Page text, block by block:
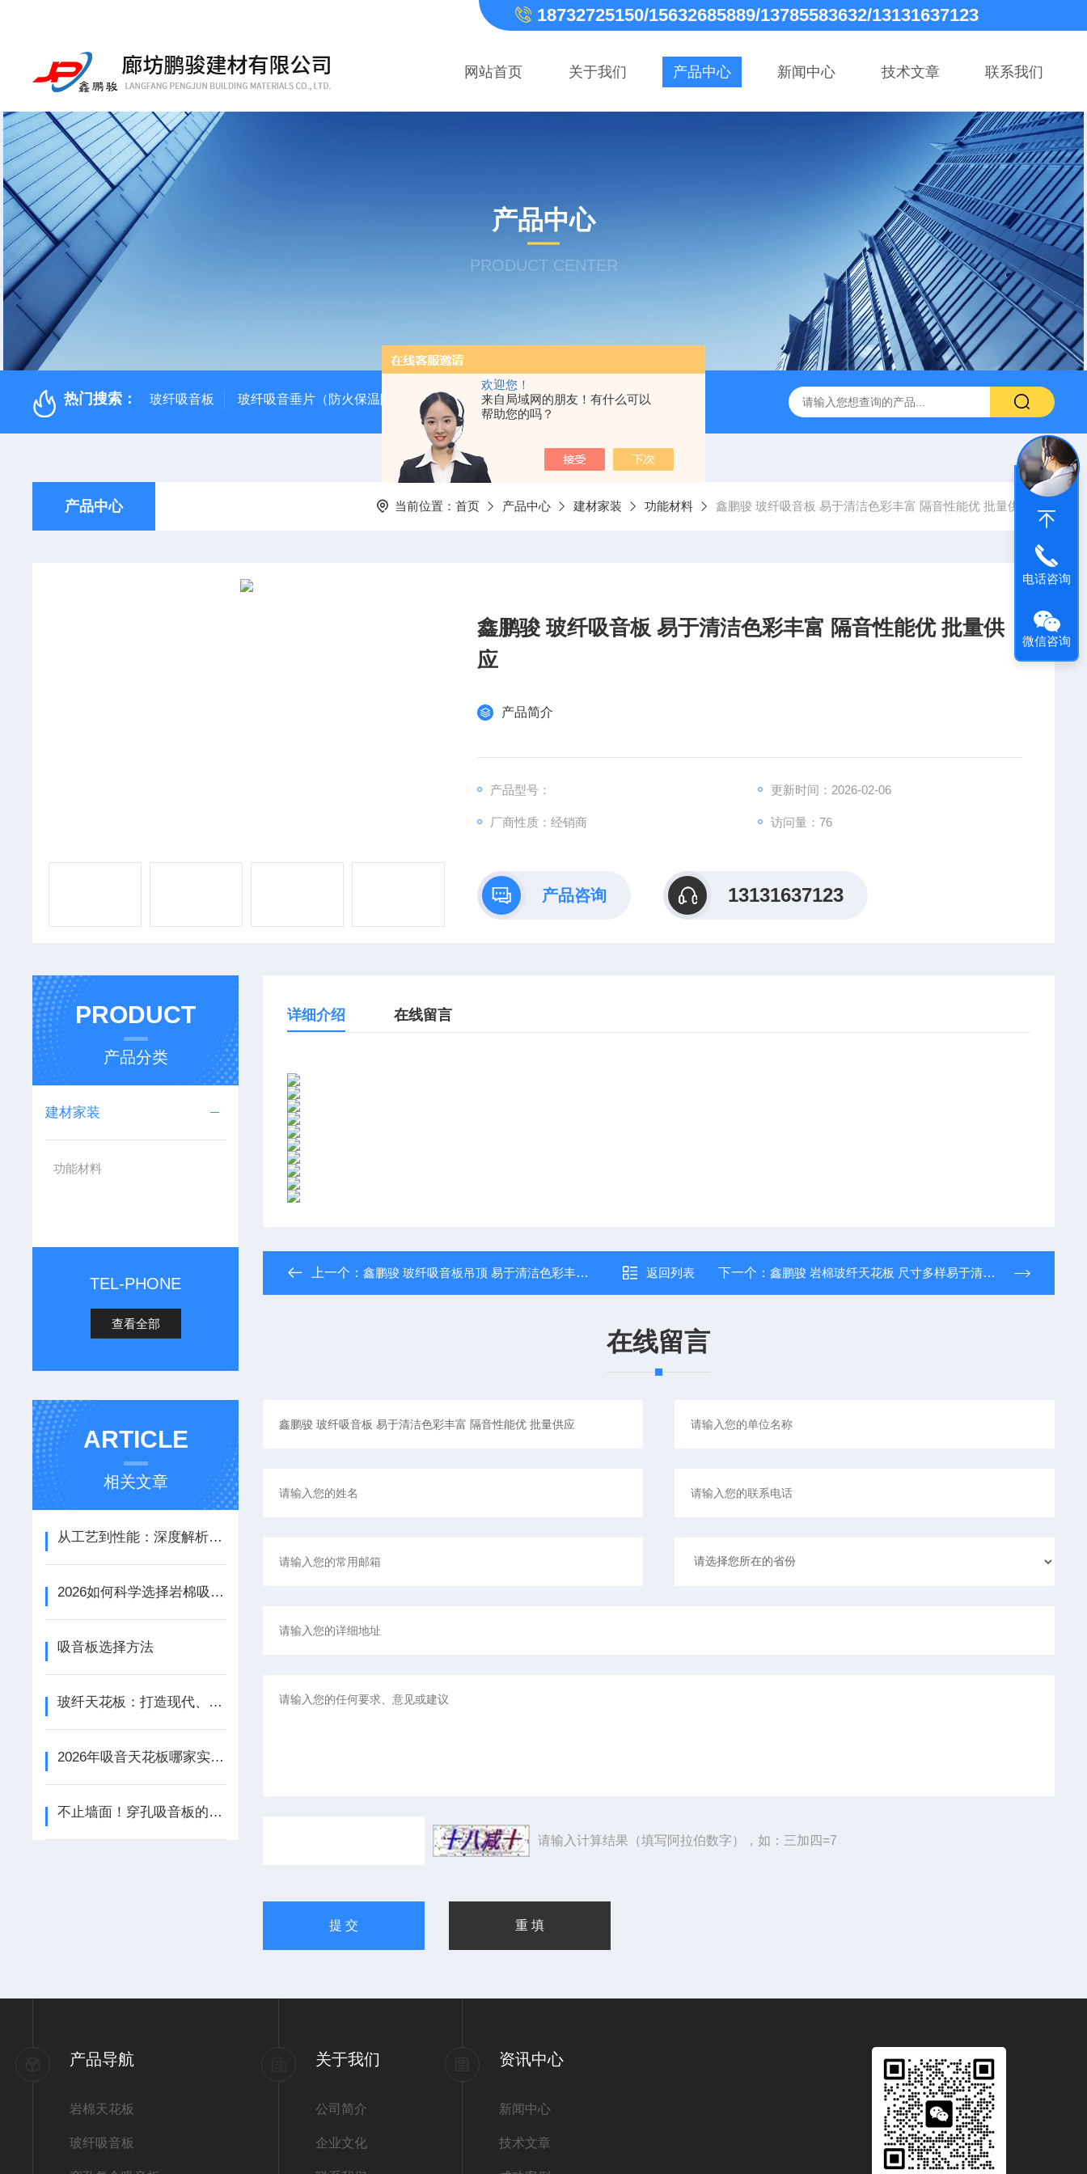
欢迎您！
来自局域网的朋友！有什么可以
帮助您的吗？
18732725150/15632685889/13785583632/13131637123
网站首页 关于我们 产品中心 新闻中心 技术文章 联系我们
产品中心
PRODUCT CENTER
热门搜索： 玻纤吸音板 玻纤吸音垂片（防火保温隔音降噪） 岩棉吸音板（吊顶专用装饰材料） 600*600 600*1200鑫鹏骏 岩棉天花板 防火抗下陷 吸音吊顶 玻纤
产品中心 当前位置： 首页 产品中心 建材家装 功能材料 鑫鹏骏 玻纤吸音板 易于清洁色彩丰富 隔音性能优 批量供应
鑫鹏骏 玻纤吸音板 易于清洁色彩丰富 隔音性能优 批量供
应
产品简介
产品型号： 更新时间：2026-02-06
厂商性质：经销商 访问量：76
产品咨询 13131637123
PRODUCT
产品分类
建材家装
功能材料
TEL-PHONE
查看全部
ARTICLE
相关文章
从工艺到性能：深度解析铝天花吸音板的结构优势与应用场景
2026如何科学选择岩棉吸音板：性能参数、安装工艺与场景适配
吸音板选择方法
玻纤天花板：打造现代、美观与实用的室内空间
2026年吸音天花板哪家实力强？鹏骏源头工厂揭秘：A级防火与降噪实测数据
不止墙面！穿孔吸音板的隐藏应用版图，藏着多少降噪新可能？
详细介绍 在线留言
上一个：鑫鹏骏 玻纤吸音板吊顶 易于清洁色彩丰富 适用范围广 大量供应 返回列表 下一个： 鑫鹏骏 岩棉玻纤天花板 尺寸多样易于清洁大量批发
在线留言
请输入计算结果（填写阿拉伯数字），如：三加四=7
产品导航
岩棉天花板
玻纤吸音板
关于我们
公司简介
企业文化
资讯中心
新闻中心
技术文章
电话咨询
微信咨询